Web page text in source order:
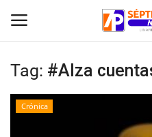
Inicio
Tag: #Alza
Crónica